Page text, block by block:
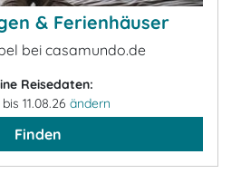
& Ferienhäuser
bei casamundo.de
Reisedaten:
11.08.26 ändern
Finden